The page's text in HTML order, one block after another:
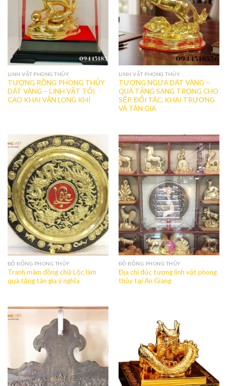
LINH VẬT PHONG THỦY
TƯỢNG RỒNG PHONG THỦY
DÁT VÀNG – LINH VẬT TỐI
CAO KHAI VẬN LONG KHÍ
LINH VẬT PHONG THỦY
TƯỢNG NGỰA DÁT VÀNG –
QUÀ TẶNG SANG TRỌNG CHO
SẾP, ĐỐI TÁC, KHAI TRƯƠNG
VÀ TÂN GIA
ĐỒ ĐỒNG PHONG THỦY
Tranh mâm đồng chữ Lộc làm
quà tặng tân gia ý nghĩa
ĐỒ ĐỒNG PHONG THỦY
Địa chỉ đúc tượng linh vật phong
thủy tại An Giang